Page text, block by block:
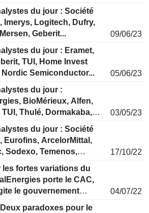
du jour : Société
Imerys, Logitech, Dufry,
Geberit...
09/06/23
du jour : Eramet,
TUI, Home Invest
Nordic Semiconductor...
05/06/23
du jour :
BioMérieux, Alfen,
Thulé, Dormakaba,
03/05/23
du jour : Société
Eurofins, ArcelorMittal,
Sodexo, Temenos,
17/10/22
les fortes variations du
porte le CAC,
le gouvernement
04/07/22
paradoxes pour le